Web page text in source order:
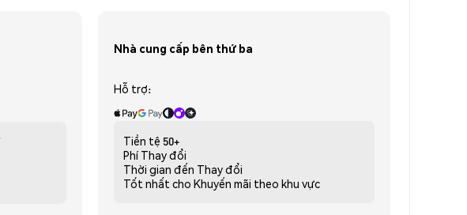
Nhà cung cấp bên thứ ba
Hỗ trợ:
Tiền tệ 50+
Phí Thay đổi
Thời gian đến Thay đổi
Tốt nhất cho Khuyến mãi theo khu vực